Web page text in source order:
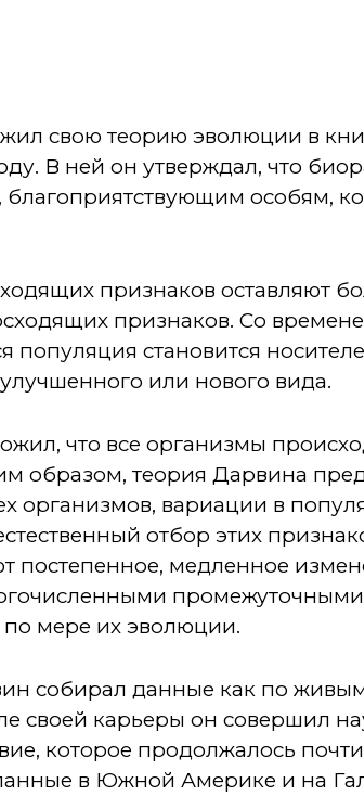
свою теорию эволюции в
В ней он утверждал, что
благоприятствующим особям,
признаков оставляют
признаков. Со
популяция становится
или нового вида.
что все организмы
образом, теория Дарвина
организмов, вариации в
отбор этих
постепенное, медленное
мере их эволюции.
собирал данные как по
своей карьеры он совершил
которое продолжалось почти
в Южной Америке и на